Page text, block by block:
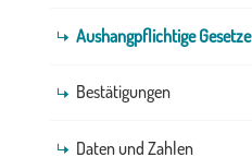
Aushangpflichtige Gesetze
Bestätigungen
Daten und Zahlen